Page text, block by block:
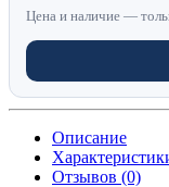
Цена и наличие —
Описание
Отзывов (0)